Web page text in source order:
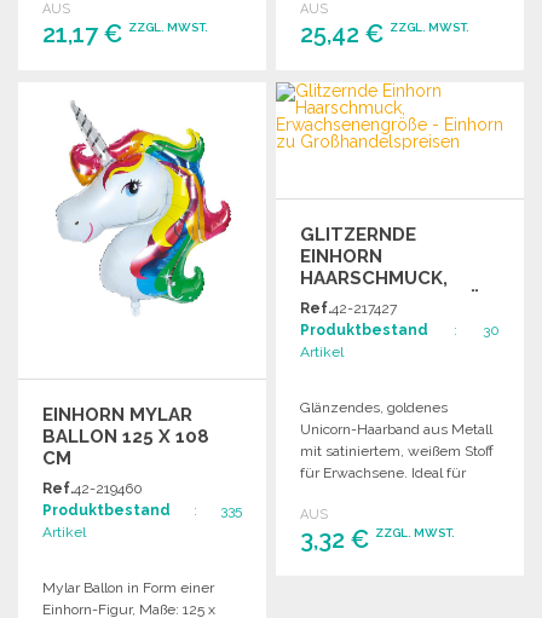
Weiches Material.
AUS
21,17 € ZZGL. MWST.
Angebot anfordern
weichem Plüschmaterial
gefertigt.
AUS
25,42 € ZZGL. MWST.
BESTELLEN
Angebot anfordern
EINHORN MYLAR
BALLON 125 X 108
CM
Ref.42-219460
Produktbestand : 335
Artikel
Mylar Ballon in Form einer
Einhorn-Figur, Maße: 125 x
GLITZERNDE
EINHORN
HAARSCHMUCK,
ERWACHSENENGRÖSSE
Ref.42-217427
Produktbestand : 30
Artikel
Glänzendes, goldenes
Unicorn-Haarband aus Metall
mit satiniertem, weißem Stoff
für Erwachsene. Ideal für
Anlässe.
AUS
3,32 € ZZGL. MWST.